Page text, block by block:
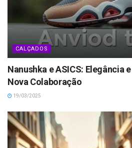
CALÇADOS
Nanushka e ASICS: Elegância
Nova Colaboração
19/03/2025